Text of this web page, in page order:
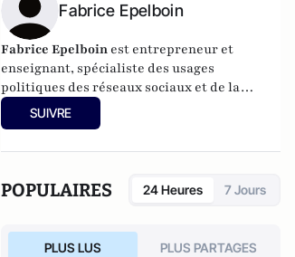
Fabrice Epelboin
Fabrice Epelboin est entrepreneur et
enseignant, spécialiste des usages
politiques des réseaux sociaux et de la
géopolitique du cyber.
SUIVRE
POPULAIRES 24 Heures 7 Jours
PLUS LUS PLUS PARTAGES